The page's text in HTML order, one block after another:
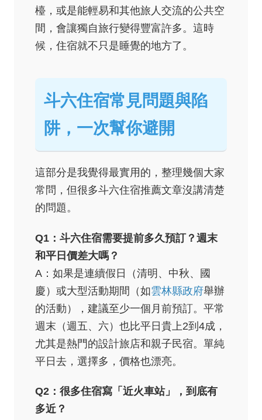
檯，或是能輕易和其他旅人交流的公共空
間，會讓獨自旅行變得豐富許多。這時
候，住宿就不只是睡覺的地方了。
斗六住宿常見問題與陷
阱，一次幫你避開
這部分是我覺得最實用的，整理幾個大家
常問，但很多斗六住宿推薦文章沒講清楚
的問題。
Q1：斗六住宿需要提前多久預訂？週末
和平日價差大嗎？
A：如果是連續假日（清明、中秋、國
慶）或大型活動期間（如雲林縣政府舉辦
的活動），建議至少一個月前預訂。平常
週末（週五、六）也比平日貴上2到4成，
尤其是熱門的設計旅店和親子民宿。單純
平日去，選擇多，價格也漂亮。
Q2：很多住宿寫「近火車站」，到底有
多近？